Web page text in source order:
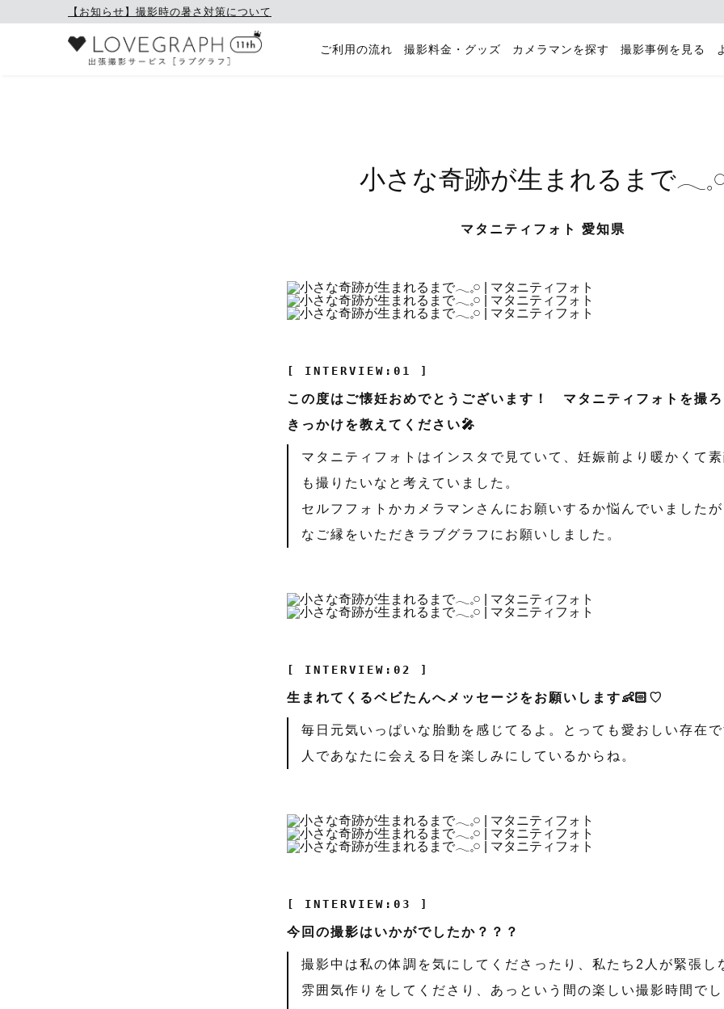
【お知らせ】撮影時の暑さ対策について
ご利用の流れ 撮影料金・グッズ カメラマンを探す 撮影事例を見る
小さな奇跡が生まれるまで
マタニティフォト 愛知県
[ INTERVIEW:01 ]
この度はご懐妊おめでとうございます！ マタニティフォトを撮
きっかけを教えてください🎤
マタニティフォトはインスタで見ていて、妊娠前より暖かくて
も撮りたいなと考えていました。
セルフフォトかカメラマンさんにお願いするか悩んでいました
なご縁をいただきラブグラフにお願いしました。
[ INTERVIEW:02 ]
生まれてくるベビたんへメッセージをお願いします👶🏻♡
毎日元気いっぱいな胎動を感じてるよ。とっても愛おしい存在
人であなたに会える日を楽しみにしているからね。
[ INTERVIEW:03 ]
今回の撮影はいかがでしたか？？？
撮影中は私の体調を気にしてくださったり、私たち2人が緊張し
雰囲気作りをしてくださり、あっという間の楽しい撮影時間で